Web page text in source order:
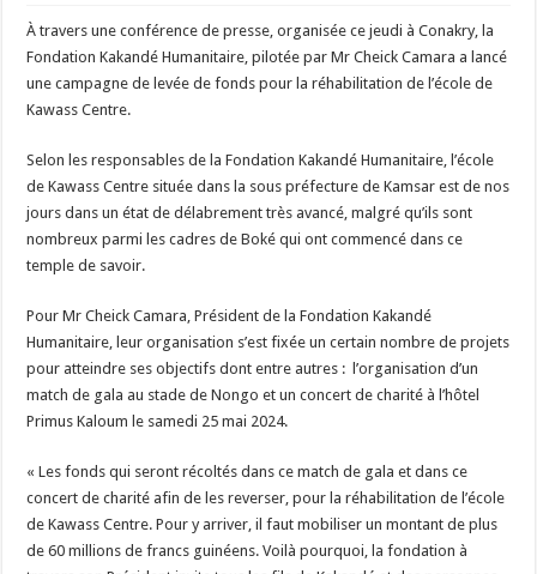
À travers une conférence de presse, organisée ce jeudi à Conakry, la
Fondation Kakandé Humanitaire, pilotée par Mr Cheick Camara a lancé
une campagne de levée de fonds pour la réhabilitation de l’école de
Kawass Centre.
Selon les responsables de la Fondation Kakandé Humanitaire, l’école
de Kawass Centre située dans la sous préfecture de Kamsar est de nos
jours dans un état de délabrement très avancé, malgré qu’ils sont
nombreux parmi les cadres de Boké qui ont commencé dans ce
temple de savoir.
Pour Mr Cheick Camara, Président de la Fondation Kakandé
Humanitaire, leur organisation s’est fixée un certain nombre de projets
pour atteindre ses objectifs dont entre autres : l’organisation d’un
match de gala au stade de Nongo et un concert de charité à l’hôtel
Primus Kaloum le samedi 25 mai 2024.
« Les fonds qui seront récoltés dans ce match de gala et dans ce
concert de charité afin de les reverser, pour la réhabilitation de l’école
de Kawass Centre. Pour y arriver, il faut mobiliser un montant de plus
de 60 millions de francs guinéens. Voilà pourquoi, la fondation à